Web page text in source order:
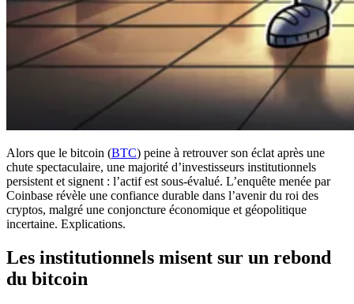
Alors que le bitcoin (BTC) peine à retrouver son éclat après une
chute spectaculaire, une majorité d’investisseurs institutionnels
persistent et signent : l’actif est sous-évalué. L’enquête menée par
Coinbase révèle une confiance durable dans l’avenir du roi des
cryptos, malgré une conjoncture économique et géopolitique
incertaine. Explications.
Les institutionnels misent sur un rebond
du bitcoin